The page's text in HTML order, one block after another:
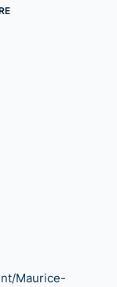
Maurice-